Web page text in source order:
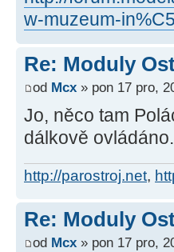
w-muzeum-
Re: Moduly
od Mcx » pon 17 pro,
Jo, něco tam
dálkově ovládáno.
http://parostroj.net,
Re: Moduly
od Mcx » pon 17 pro,